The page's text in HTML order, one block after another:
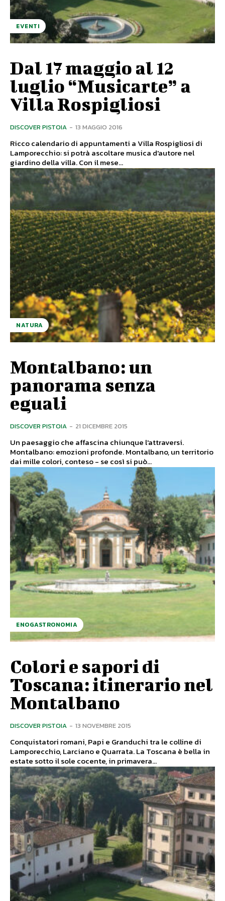
EVENTI
Dal 17 maggio al 12
luglio “Musicarte” a
Villa Rospigliosi
DISCOVER PISTOIA - 13 MAGGIO 2016
Ricco calendario di appuntamenti a Villa Rospigliosi di
Lamporecchio: si potrà ascoltare musica d'autore nel
giardino della villa. Con il mese...
NATURA
Montalbano: un
panorama senza
eguali
DISCOVER PISTOIA - 21 DICEMBRE 2015
Un paesaggio che affascina chiunque l'attraversi.
Montalbano: emozioni profonde. Montalbano, un territorio
dai mille colori, conteso - se così si può...
ENOGASTRONOMIA
Colori e sapori di
Toscana: itinerario nel
Montalbano
DISCOVER PISTOIA - 13 NOVEMBRE 2015
Conquistatori romani, Papi e Granduchi tra le colline di
Lamporecchio, Larciano e Quarrata. La Toscana è bella in
estate sotto il sole cocente, in primavera...